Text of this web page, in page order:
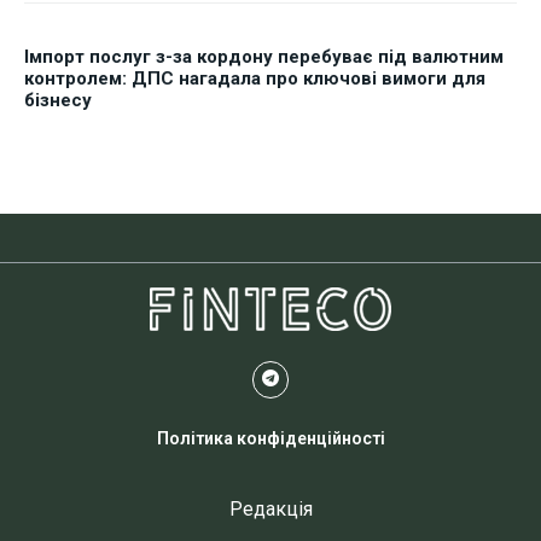
Імпорт послуг з-за кордону перебуває під валютним
контролем: ДПС нагадала про ключові вимоги для
бізнесу
Політика конфіденційності
Редакція